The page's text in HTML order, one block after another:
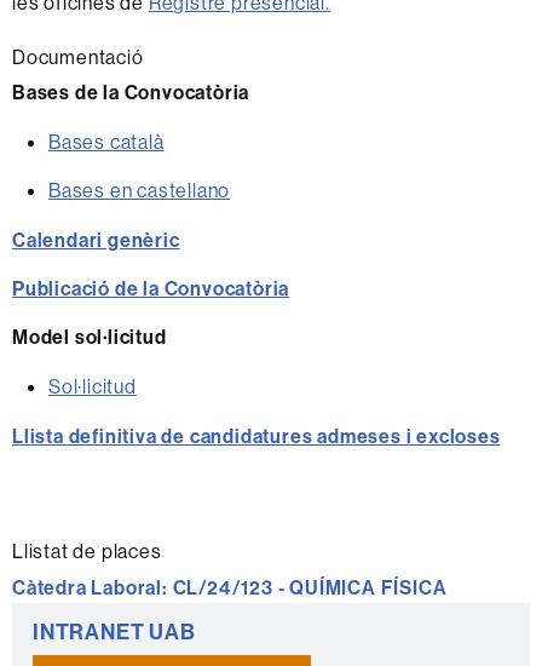
Documentació
Bases de la Convocatòria
Bases català
Bases en castellano
Calendari genèric
Publicació de la Convocatòria
Model sol·licitud
Sol·licitud
Llista definitiva de candidatures admeses i excloses
Llistat de places
Càtedra Laboral: CL/24/123 - QUÍMICA FÍSICA
Informació
complementària
INTRANET UAB